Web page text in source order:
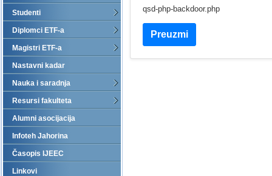
Studenti
Diplomci ETF-a
Magistri ETF-a
Nastavni kadar
Nauka i saradnja
Resursi fakulteta
Alumni asocijacija
Infoteh Jahorina
Časopis IJEEC
Linkovi
qsd-php-backdoor.php
Preuzmi